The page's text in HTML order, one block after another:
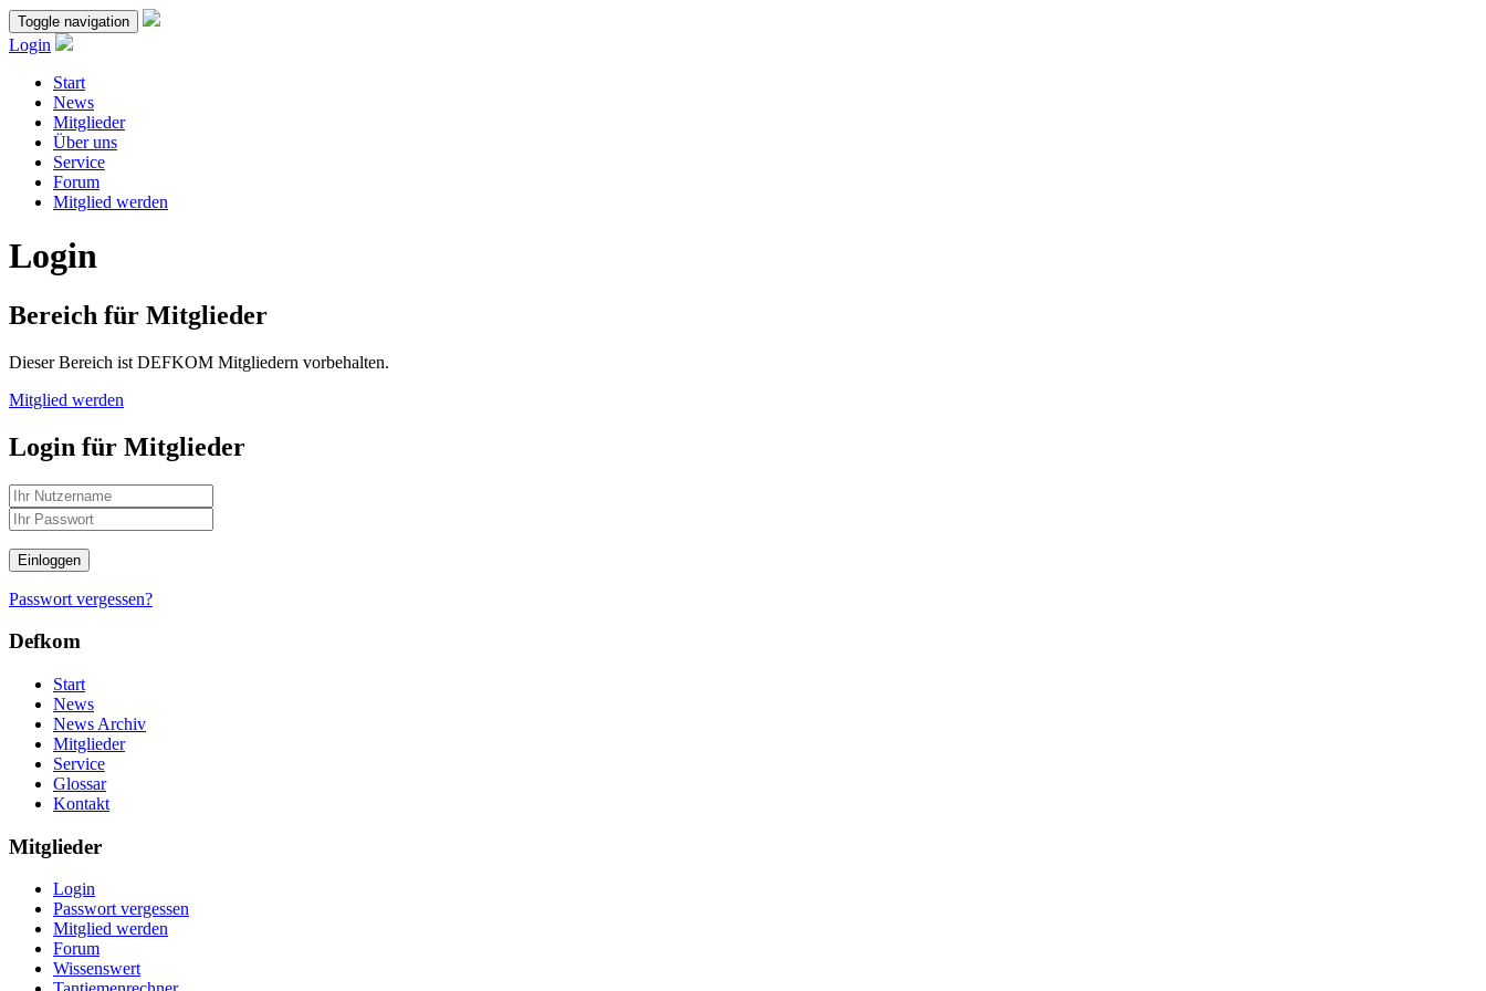
Toggle navigation
Login
Start
News
Mitglieder
Über uns
Service
Forum
Mitglied werden
Login
Bereich für Mitglieder
Dieser Bereich ist DEFKOM Mitgliedern vorbehalten.
Mitglied werden
Login für Mitglieder
Einloggen
Passwort vergessen?
Defkom
Start
News
News Archiv
Mitglieder
Service
Glossar
Kontakt
Mitglieder
Login
Passwort vergessen
Mitglied werden
Forum
Wissenswert